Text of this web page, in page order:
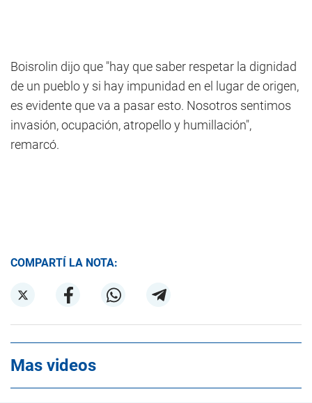
Boisrolin dijo que "hay que saber respetar la dignidad
de un pueblo y si hay impunidad en el lugar de origen,
es evidente que va a pasar esto. Nosotros sentimos
invasión, ocupación, atropello y humillación",
remarcó.
COMPARTÍ LA NOTA:
Mas videos